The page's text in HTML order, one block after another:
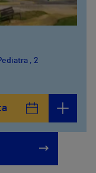
, 2